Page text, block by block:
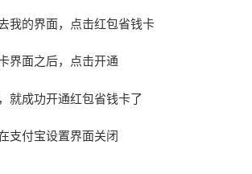
我的界面，点击红包省钱卡
界面之后，点击开通
就成功开通红包省钱卡了
支付宝设置界面关闭